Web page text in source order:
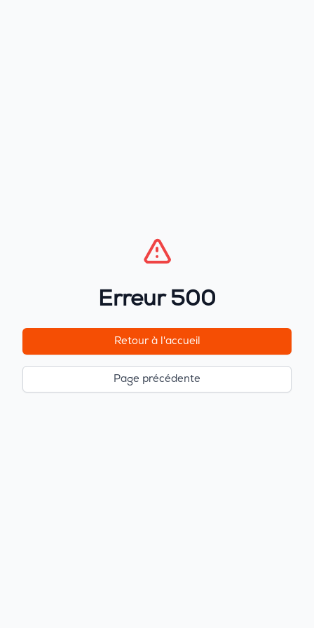
Erreur 500
Retour à l'accueil
Page précédente